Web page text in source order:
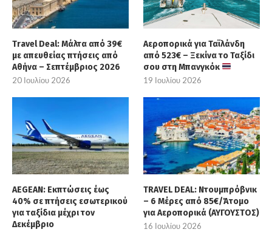
Travel Deal: Μάλτα από 39€
με απευθείας πτήσεις από
Αθήνα – Σεπτέμβριος 2026
20 Ιουλίου 2026
Αεροπορικά για Ταϊλάνδη
από 523€ – Ξεκίνα το Ταξίδι
σου στη Μπανγκόκ
19 Ιουλίου 2026
AEGEAN: Εκπτώσεις έως
40% σε πτήσεις εσωτερικού
για ταξίδια μέχρι τον
Δεκέμβριο
TRAVEL DEAL: Ντουμπρόβνικ
– 6 Μέρες από 85€/Άτομο
για Αεροπορικά (ΑΥΓΟΥΣΤΟΣ)
16 Ιουλίου 2026